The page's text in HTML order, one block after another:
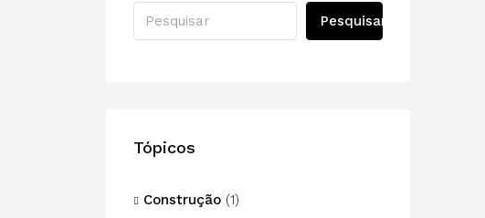
Pesquisar
Tópicos
Construção (1)